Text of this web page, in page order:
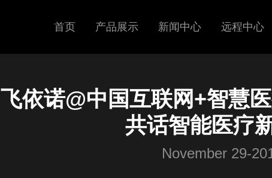
首页 产品展示
呼吸机
新闻中心
新闻中心
远程中心
飞依诺@中国互联网+智慧
共话智能医疗
November 29-